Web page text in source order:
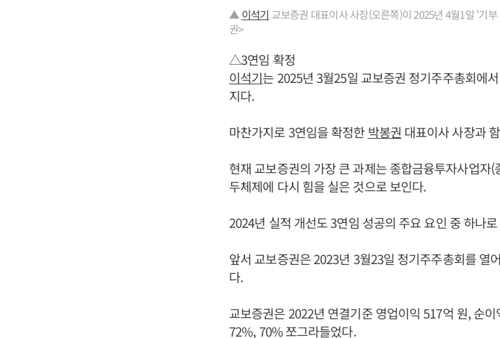
▲ 이석기 교보증권 대표이사 사장(오른쪽)이 2025년 4월1일 ‘기
권>
△3연임 확정
이석기는 2025년 3월25일 교보증권 정기주주총회에
지다.
마찬가지로 3연임을 확정한 박봉권 대표이사 사장과
현재 교보증권의 가장 큰 과제는 종합금융투자사업자
두체제에 다시 힘을 실은 것으로 보인다.
2024년 실적 개선도 3연임 성공의 주요 요인 중 하나
앞서 교보증권은 2023년 3월23일 정기주주총회를 열어
다.
교보증권은 2022년 연결기준 영업이익 517억 원, 순
72%, 70% 쪼그라들었다.